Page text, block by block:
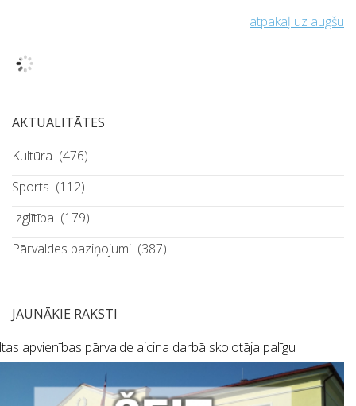
atpakaļ uz augšu
AKTUALITĀTES
Kultūra (476)
Sports (112)
Izglītība (179)
Pārvaldes paziņojumi (387)
JAUNĀKIE RAKSTI
apvienības pārvalde aicina darbā skolotāja palīgu